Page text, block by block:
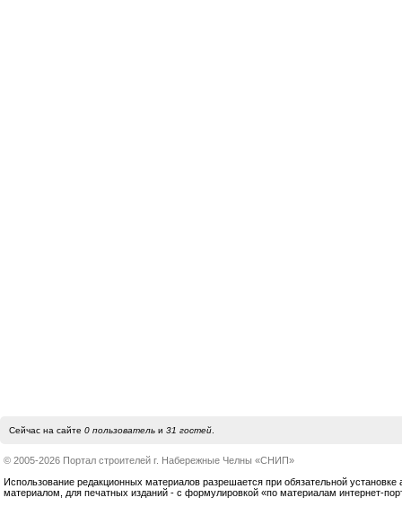
Сейчас на сайте 0 пользовательи 31 гостей.
© 2005-2026 Портал строителей г. Набережные Челны «СНИП»
Использование редакционных материалов разрешается при обязательной установке
материалом, для печатных изданий - с формулировкой «по материалам интернет-